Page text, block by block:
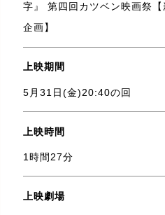
字』 第四回カツベン映画祭
企画】
上映期間
5月31日(金)20:40の回
上映時間
1時間27分
上映劇場